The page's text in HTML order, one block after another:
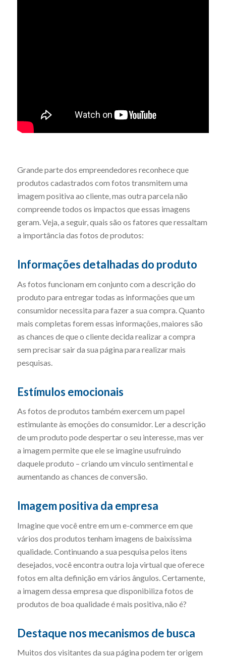
Grande parte dos empreendedores reconhece que
produtos cadastrados com fotos transmitem uma
imagem positiva ao cliente, mas outra parcela não
compreende todos os impactos que essas imagens
geram. Veja, a seguir, quais são os fatores que ressaltam
a importância das fotos de produtos:
Informações detalhadas do produto
As fotos funcionam em conjunto com a descrição do
produto para entregar todas as informações que um
consumidor necessita para fazer a sua compra. Quanto
mais completas forem essas informações, maiores são
as chances de que o cliente decida realizar a compra
sem precisar sair da sua página para realizar mais
pesquisas.
Estímulos emocionais
As fotos de produtos também exercem um papel
estimulante às emoções do consumidor. Ler a descrição
de um produto pode despertar o seu interesse, mas ver
a imagem permite que ele se imagine usufruindo
daquele produto – criando um vínculo sentimental e
aumentando as chances de conversão.
Imagem positiva da empresa
Imagine que você entre em um e-commerce em que
vários dos produtos tenham imagens de baixíssima
qualidade. Continuando a sua pesquisa pelos itens
desejados, você encontra outra loja virtual que oferece
fotos em alta definição em vários ângulos. Certamente,
a imagem dessa empresa que disponibiliza fotos de
produtos de boa qualidade é mais positiva, não é?
Destaque nos mecanismos de busca
Muitos dos visitantes da sua página podem ter origem